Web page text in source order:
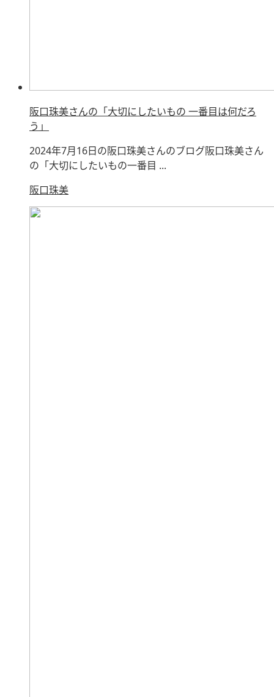
阪口珠美さんの「大切にしたいもの 一番目は何だろ
う」
2024年7月16日の阪口珠美さんのブログ阪口珠美さん
の「大切にしたいもの一番目 ...
阪口珠美